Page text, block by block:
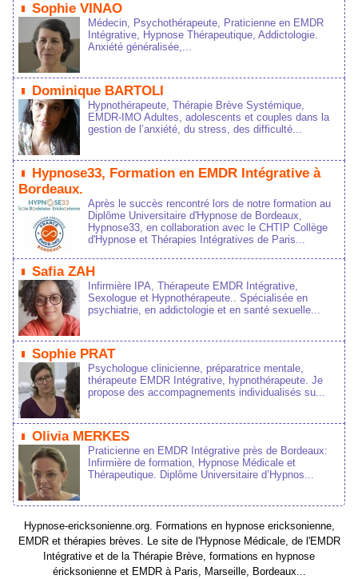
Sophie VINAO
Médecin, Psychothérapeute, Praticienne en EMDR
Intégrative, Hypnose Thérapeutique, Addictologie.
Anxiété généralisée,...
Dominique BARTOLI
Hypnothérapeute, Thérapie Brève Systémique,
EMDR-IMO Adultes, adolescents et couples dans la
gestion de l’anxiété, du stress, des difficulté...
Hypnose33, Formation en EMDR Intégrative à
Bordeaux.
Après le succès rencontré lors de notre formation au
Diplôme Universitaire d'Hypnose de Bordeaux,
Hypnose33, en collaboration avec le CHTIP Collège
d'Hypnose et Thérapies Intégratives de Paris...
Safia ZAH
Infirmière IPA, Thérapeute EMDR Intégrative,
Sexologue et Hypnothérapeute.. Spécialisée en
psychiatrie, en addictologie et en santé sexuelle...
Sophie PRAT
Psychologue clinicienne, préparatrice mentale,
thérapeute EMDR Intégrative, hypnothérapeute. Je
propose des accompagnements individualisés su...
Olivia MERKES
Praticienne en EMDR Intégrative près de Bordeaux:
Infirmière de formation, Hypnose Médicale et
Thérapeutique. Diplôme Universitaire d’Hypnos...
Hypnose-ericksonienne.org. Formations en hypnose ericksonienne,
EMDR et thérapies brèves. Le site de l'Hypnose Médicale, de l'EMDR
Intégrative et de la Thérapie Brève, formations en hypnose
éricksonienne et EMDR à Paris, Marseille, Bordeaux...